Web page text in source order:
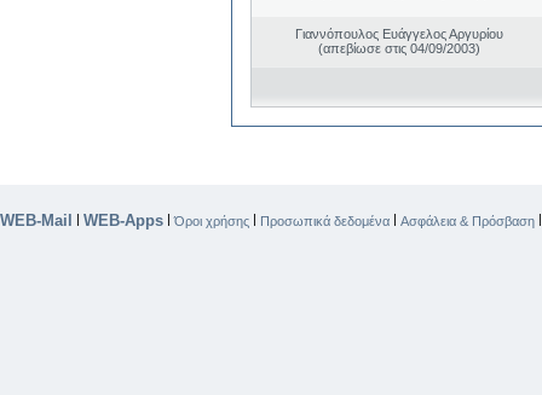
Γιαννόπουλος Ευάγγελος Αργυρίου
(απεβίωσε στις 04/09/2003)
WEB-Mail | WEB-Apps |Όροι χρήσης | Προσωπικά δεδομένα | Ασφάλεια & Πρόσβαση